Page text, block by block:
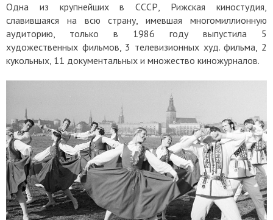
Одна из крупнейших в СССР, Рижская киностудия,
славившаяся на всю страну, имевшая многомиллионную
аудиторию, только в 1986 году выпустила 5
художественных фильмов, 3 телевизионных худ. фильма, 2
кукольных, 11 документальных и множество киножурналов.